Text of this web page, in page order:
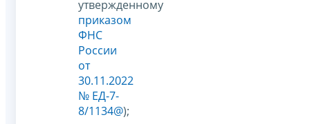
утвержденному
приказом
ФНС
России
от
30.11.2022
№ ЕД-7-
8/1134@);